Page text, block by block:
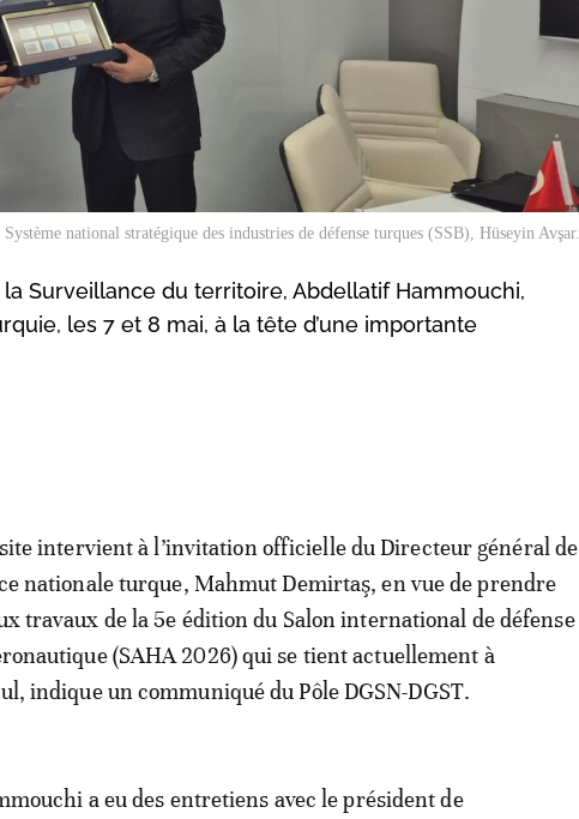
national stratégique des industries de défense turques (SSB), Hüseyin Avşar.
Surveillance du territoire, Abdellatif Hammouchi,
les 7 et 8 mai, à la tête d’une importante
intervient à l’invitation officielle du Directeur général de
nationale turque, Mahmut Demirtaş, en vue de prendre
travaux de la 5e édition du Salon international de défense
(SAHA 2026) qui se tient actuellement à
indique un communiqué du Pôle DGSN-DGST.
a eu des entretiens avec le président de